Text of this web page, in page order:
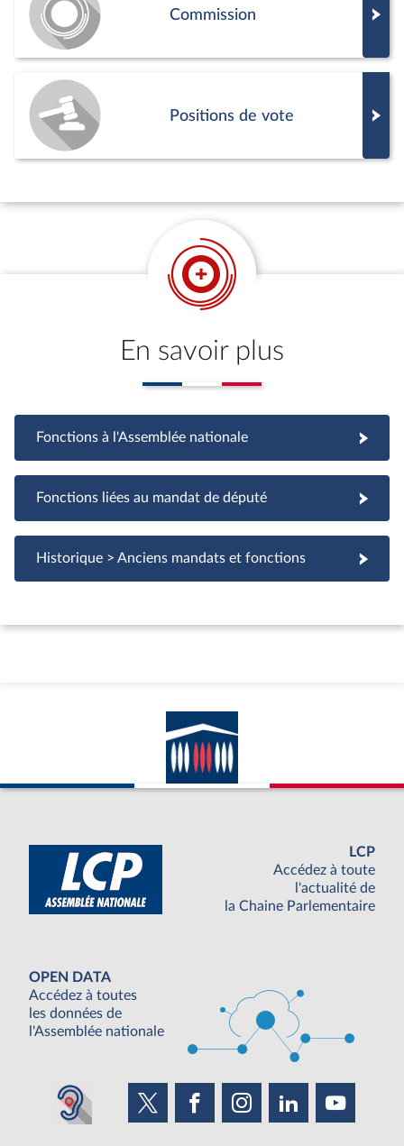
Commission
Positions de vote
En savoir plus
Fonctions à l'Assemblée nationale
Fonctions à l'Assemblée nationale
Fonctions liées au mandat de député
Fonctions liées au mandat de député
Historique > Anciens mandats et fonctions
LCP
Accédez à toute
l'actualité de
la Chaine Parlementaire
OPEN DATA
Accédez à toutes
les données de
l'Assemblée nationale